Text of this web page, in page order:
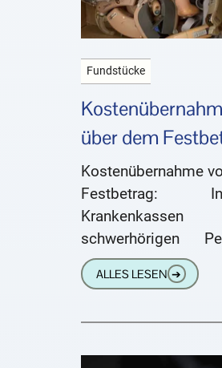
Fundstücke
über dem
Kostenübernahme
Festbetrag:
schwerhörigen
bezahlen,
Festbetrag von bis
ALLES LESEN ➔